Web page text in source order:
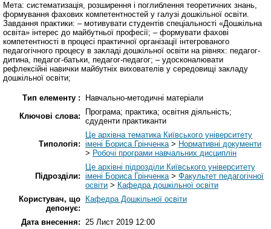
Мета: систематизація, розширення і поглиблення теоретичних знань,
формування фахових компетентностей у галузі дошкільної освіти.
Завдання практики: – мотивувати студентів спеціальності «Дошкільна
освіта» інтерес до майбутньої професії; – формувати фахові
компетентності в процесі практичної організації інтегрованого
педагогічного процесу в закладі дошкільної освіти на рівнях: педагог-
дитина, педагог-батьки, педагог-педагог; – удосконалювати
рефлексійні навички майбутніх вихователів у середовищі закладу
дошкільної освіти;
Тип елементу :
Навчально-методичні матеріали
Ключові слова:
Програма; практика; освітня діяльність;
сдуденти практиканти
Типологія:
Це архівна тематика Київського університету
імені Бориса Грінченка> Нормативні документи
> Робочі програми навчальних дисциплін
Підрозділи:
Це архівні підрозділи Київського університету
імені Бориса Грінченка> Факультет педагогічної
освіти > Кафедра дошкільної освіти
Користувач, що
депонує:
Кафедра Дошкільної освіти
Дата внесення: 25 Лист 2019 12:00